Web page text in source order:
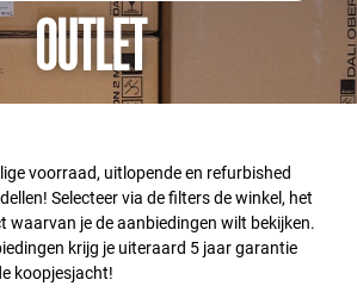
OUTLET
voorraad, uitlopende en refurbished
Selecteer via de filters de winkel, het
waarvan je de aanbiedingen wilt bekijken.
krijg je uiteraard 5 jaar garantie
koopjesjacht!